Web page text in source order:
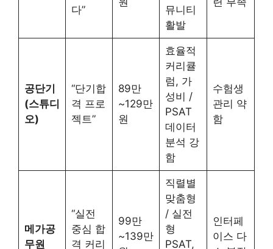
다”
뮤니티
활발
공단기
(스튜디
오)
“단기합
격 프로
젝트”
89만
~129만
원
효율적
커리큘
럼, 가
성비 /
PSAT
데이터
분석 강
함
수험생
관리 약
함
메가공
무원
“실전
중심 합
격 커리
99만
~139만
직렬별
맞춤형
/ 실전
형
PSAT,
인터페
이스 다